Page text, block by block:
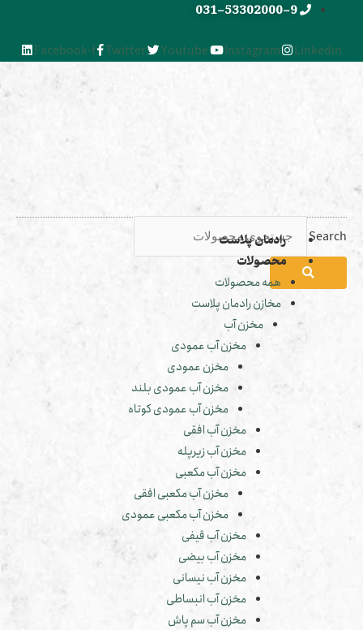
031-53302000-9
Facebook-f Twitter Youtube Instagram
رادمان پلاست
محصولات
همه محصولات
مخازن رادمان پلاست
مخزن آب
مخزن آب عمودی
مخزن عمودی
مخزن آب عمودی بلند
مخزن آب عمودی کوتاه
مخزن آب افقی
مخزن آب زیرپله
مخزن آب مکعبی
مخزن آب مکعبی افقی
مخزن آب مکعبی عمودی
مخزن آب قیفی
مخزن آب بیضی
مخزن آب نیسانی
مخزن آب انبساطی
مخزن آب سم پاش